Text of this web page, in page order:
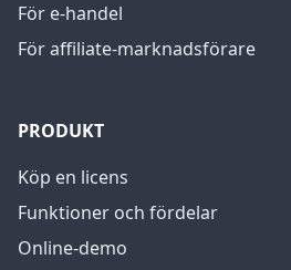
För e-handel
För affiliate-marknadsförare
PRODUKT
Köp en licens
Funktioner och fördelar
Online-demo